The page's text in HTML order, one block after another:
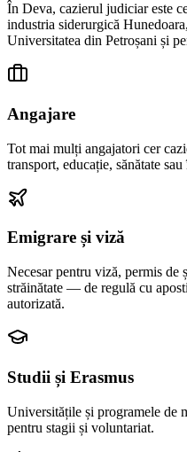
În Deva, cazierul judiciar este
industria siderurgică
Universitatea din Petroșani și
Angajare
Tot mai mulți angajatori cer
transport, educație, sănătate
Emigrare și viză
Necesar pentru viză, permis de
străinătate — de regulă cu
autorizată.
Studii și Erasmus
Universitățile și programele de
pentru stagii și voluntariat.